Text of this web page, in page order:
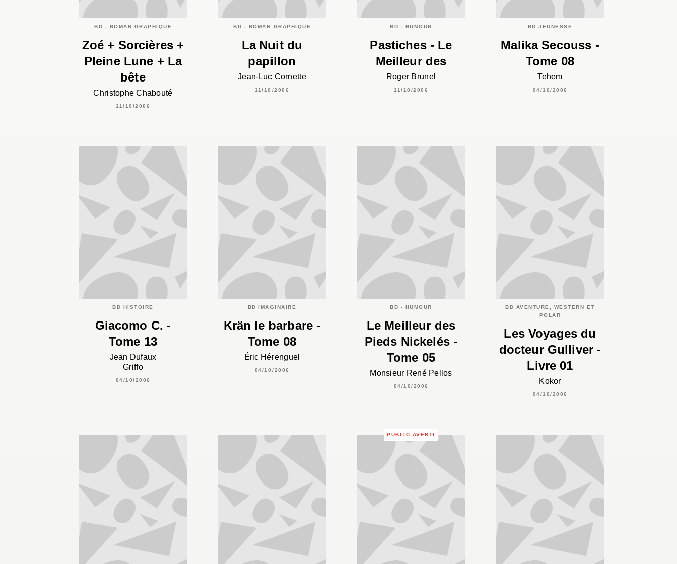
BD - ROMAN GRAPHIQUE
Zoé + Sorcières +
Pleine Lune + La
bête
Christophe Chabouté
11/10/2006
BD - ROMAN GRAPHIQUE
La Nuit du
papillon
Jean-Luc Cornette
11/10/2006
BD - HUMOUR
Pastiches - Le
Meilleur des
Roger Brunel
11/10/2006
BD JEUNESSE
Malika Secouss -
Tome 08
Tehem
04/10/2006
BD HISTOIRE
Giacomo C. -
Tome 13
Jean Dufaux
Griffo
04/10/2006
BD IMAGINAIRE
Krän le barbare -
Tome 08
Éric Hérenguel
04/10/2006
BD - HUMOUR
Le Meilleur des
Pieds Nickelés -
Tome 05
Monsieur René Pellos
04/10/2006
BD AVENTURE, WESTERN ET
POLAR
Les Voyages du
docteur Gulliver -
Livre 01
Kokor
04/10/2006
PUBLIC AVERTI